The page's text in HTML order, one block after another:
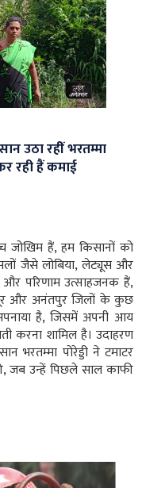
उठा रहीं भरतम्मा
रही हैं कमाई
हैं, हम किसानों को
जैसे लोबिया, लेट्यूस और
परिणाम उत्साहजनक हैं,
और अनंतपुर जिलों के कुछ
है, जिसमें अपनी आय
करना शामिल है। उदाहरण
भरतम्मा पोरेड्डी ने टमाटर
जब उन्हें पिछले साल काफी